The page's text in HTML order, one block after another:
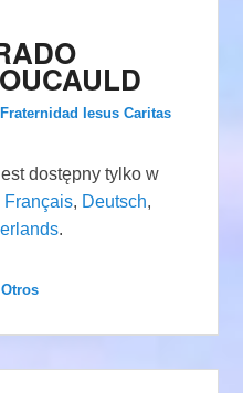
Fraternidad Iesus Caritas
dostępny tylko w
Français, Deutsch,
.
Otros